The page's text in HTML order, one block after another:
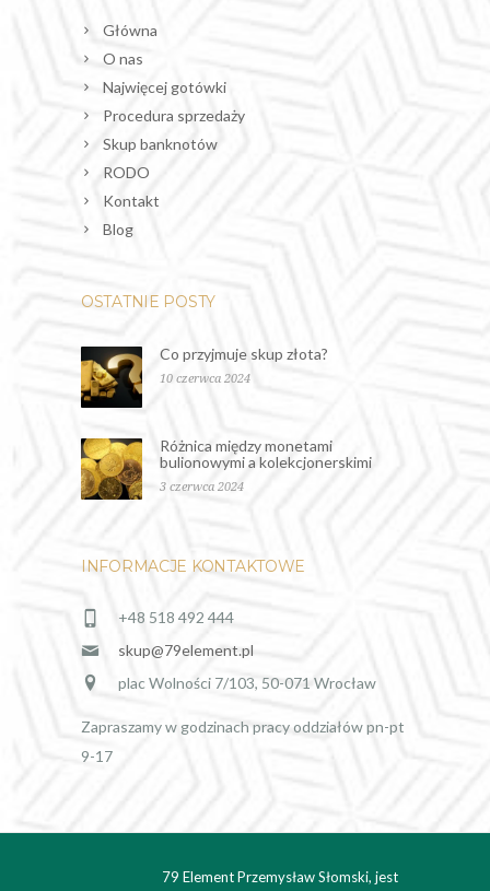
Główna
O nas
Najwięcej gotówki
Procedura sprzedaży
Skup banknotów
RODO
Kontakt
Blog
OSTATNIE POSTY
Co przyjmuje skup złota?
10 czerwca 2024
Różnica między monetami
bulionowymi a kolekcjonerskimi
3 czerwca 2024
INFORMACJE KONTAKTOWE
+48 518 492 444
skup@79element.pl
plac Wolności 7/103, 50-071 Wrocław
Zapraszamy w godzinach pracy oddziałów pn-pt
9-17
79 Element Przemysław Słomski, jest